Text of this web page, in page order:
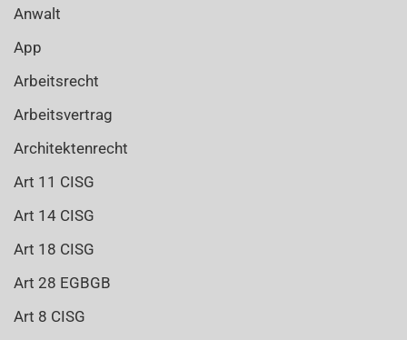
Anwalt
App
Arbeitsrecht
Arbeitsvertrag
Architektenrecht
Art 11 CISG
Art 14 CISG
Art 18 CISG
Art 28 EGBGB
Art 8 CISG